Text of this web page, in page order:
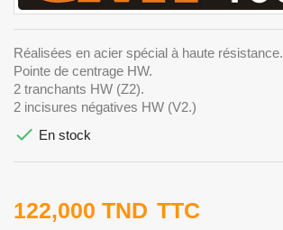
Réalisées en acier spécial à haute résistance.
Pointe de centrage HW.
2 tranchants HW (Z2).
2 incisures négatives HW (V2.)
 En stock
122,000 TND TTC